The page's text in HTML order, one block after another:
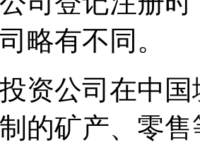
略有不同。
资公司在中
的矿产、零